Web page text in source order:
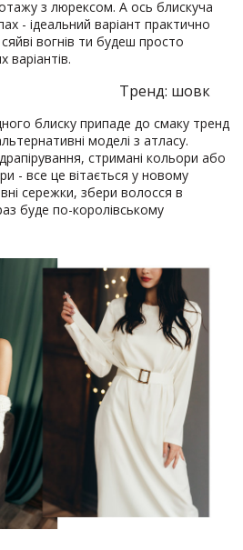
з люрексом. А ось блискуча
- ідеальний варіант практично
вогнів ти будеш просто
варіантів.
Тренд: шовк
блиску припаде до смаку тренд
моделі з атласу.
стримані кольори або
- все це вітається у новому
сережки, збери волосся в
буде по-королівському